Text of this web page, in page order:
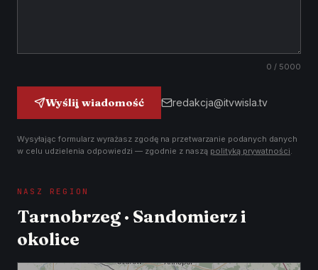
0 / 5000
Wyślij wiadomość redakcja@itvwisla.tv
Wysyłając formularz wyrażasz zgodę na przetwarzanie podanych danych
w celu udzielenia odpowiedzi — zgodnie z naszą polityką prywatności.
NASZ REGION
Tarnobrzeg · Sandomierz i
okolice